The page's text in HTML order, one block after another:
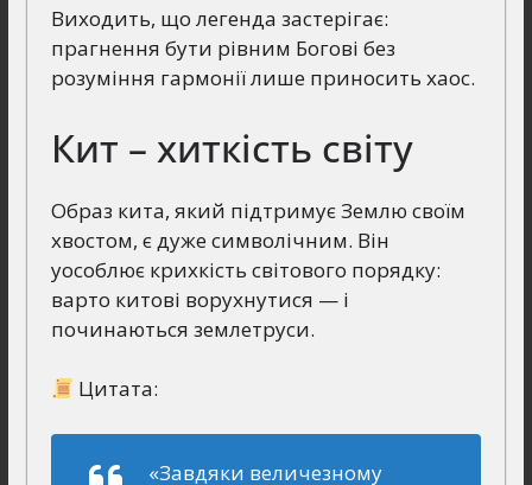
Виходить, що легенда застерігає:
прагнення бути рівним Богові без
розуміння гармонії лише приносить хаос.
Кит – хиткість світу
Образ кита, який підтримує Землю своїм
хвостом, є дуже символічним. Він
уособлює крихкість світового порядку:
варто китові ворухнутися — і
починаються землетруси.
Цитата:
«Завдяки величезному